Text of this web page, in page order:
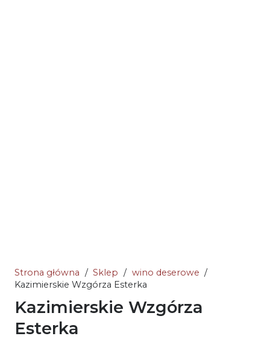
Strona główna / Sklep / wino deserowe /
Kazimierskie Wzgórza Esterka
Kazimierskie Wzgórza
Esterka